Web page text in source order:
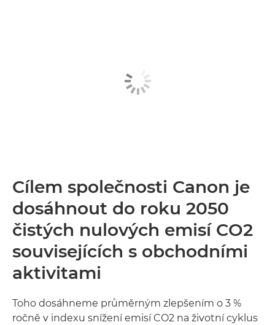
Cílem společnosti Canon je
dosáhnout do roku 2050
čistých nulových emisí CO2
souvisejících s obchodními
aktivitami
Toho dosáhneme průměrným zlepšením o 3 %
ročně v indexu snížení emisí CO2 na životní cyklus